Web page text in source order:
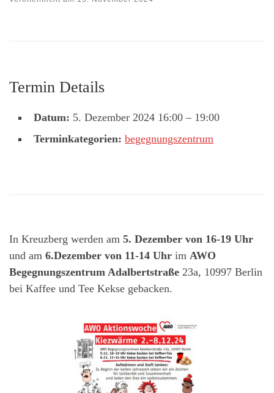
Termin Details
Datum: 5. Dezember 2024 16:00 – 19:00
Terminkategorien: begegnungszentrum
In Kreuzberg werden am 5. Dezember von 16-19 Uhr
und am 6.Dezember von 11-14 Uhr im AWO
Begegnungszentrum Adalbertstraße 23a, 10997 Berlin
bei Kaffee und Tee Kekse gebacken.